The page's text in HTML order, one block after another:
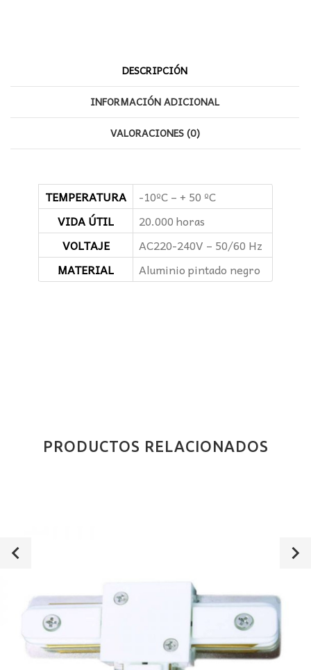
DESCRIPCIÓN
INFORMACIÓN ADICIONAL
VALORACIONES (0)
TEMPERATURA
-10ºC – + 50 ºC
VIDA ÚTIL
20.000 horas
VOLTAJE
AC220-240V – 50/60 Hz
MATERIAL
Aluminio pintado negro
PRODUCTOS RELACIONADOS